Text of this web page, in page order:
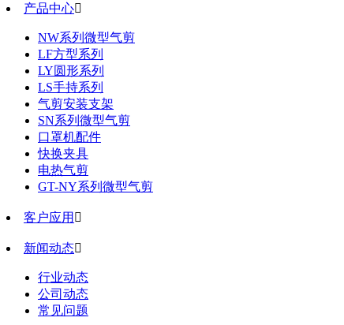
产品中心
NW系列微型气剪
LF方型系列
LY圆形系列
LS手持系列
气剪安装支架
SN系列微型气剪
口罩机配件
快换夹具
电热气剪
GT-NY系列微型气剪
客户应用 
新闻动态
行业动态
公司动态
常见问题